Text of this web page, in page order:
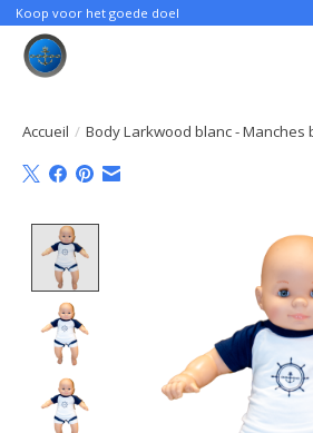
Koop voor het goede doel
Accueil / Body Larkwood blanc - Manches
Product image